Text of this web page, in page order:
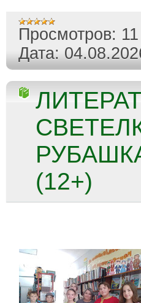
Просмотров: 11
Дата:
(12+)